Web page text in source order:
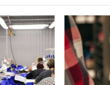
de Quilmes celebra la
148 pasó a ser operada
de Quilmes limpió